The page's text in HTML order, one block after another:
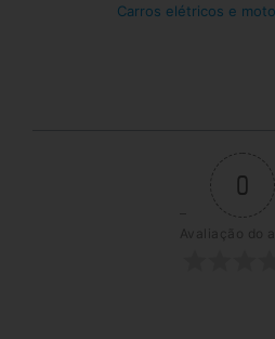
Carros elétricos e
0
Avaliação do